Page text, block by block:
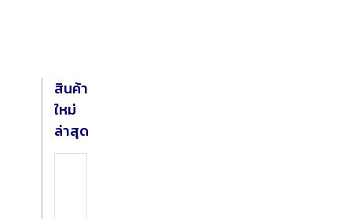
สินค้า
ใหม่
ล่าสุด